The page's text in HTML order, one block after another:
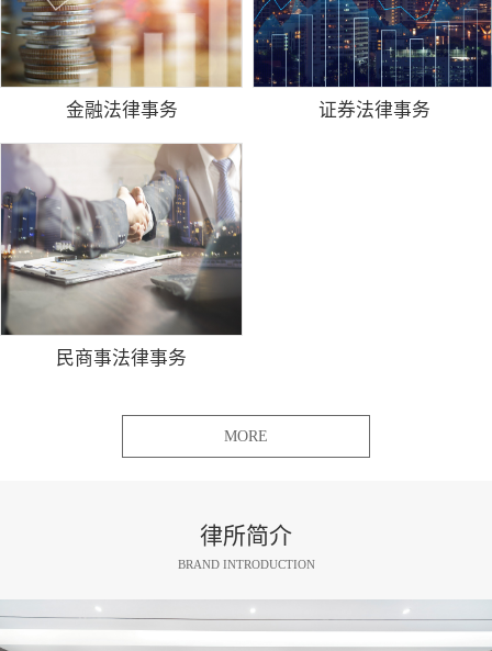
金融法律事务 证券法律事务
民商事法律事务
MORE
律所简介
BRAND INTRODUCTION